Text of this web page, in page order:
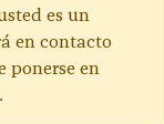
es un
en contacto
ponerse en